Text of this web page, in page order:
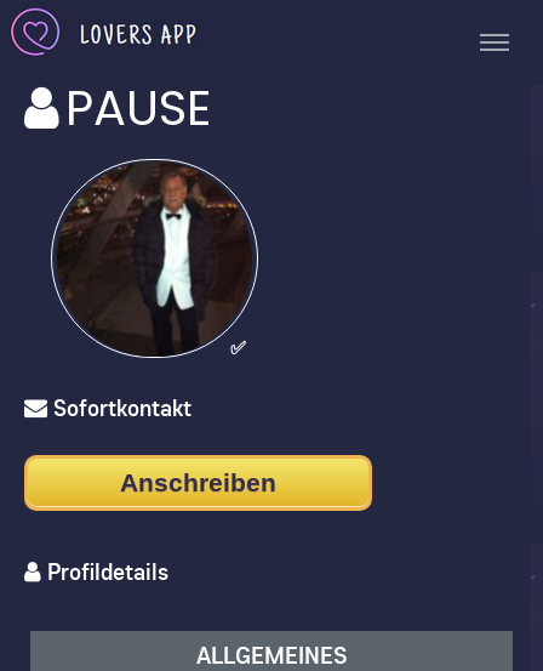
PAUSE
✅
Sofortkontakt
Anschreiben
Profildetails
ALLGEMEINES